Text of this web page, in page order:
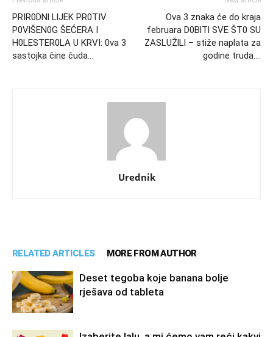
PRIR0DNl LlJEK PR0TIV
P0VlŠEN0G ŠEĆERA I
H0LESTER0LA U KRVI: 0va 3
sastojka čine čuda…
Ova 3 znaka će do kraja
februara D0BlTl SVE ŠT0 SU
ZASLUŽlLl – stiže naplata za
godine truda….
Urednik
RELATED ARTICLES MORE FROM AUTHOR
Deset tegoba koje banana bolje
rješava od tableta